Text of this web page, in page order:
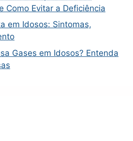
Como Evitar a Deficiência
em Idosos: Sintomas,
Gases em Idosos? Entenda